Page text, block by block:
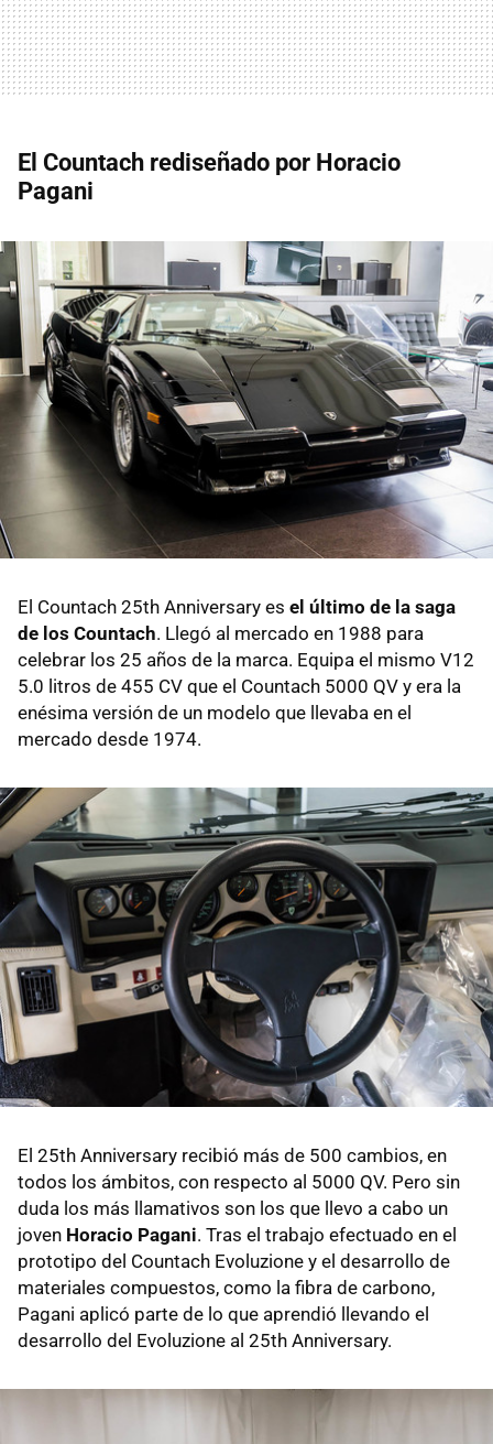
El Countach rediseñado por Horacio
Pagani
El Countach 25th Anniversary es el último de la saga
de los Countach. Llegó al mercado en 1988 para
celebrar los 25 años de la marca. Equipa el mismo V12
5.0 litros de 455 CV que el Countach 5000 QV y era la
enésima versión de un modelo que llevaba en el
mercado desde 1974.
El 25th Anniversary recibió más de 500 cambios, en
todos los ámbitos, con respecto al 5000 QV. Pero sin
duda los más llamativos son los que llevo a cabo un
joven Horacio Pagani. Tras el trabajo efectuado en el
prototipo del Countach Evoluzione y el desarrollo de
materiales compuestos, como la fibra de carbono,
Pagani aplicó parte de lo que aprendió llevando el
desarrollo del Evoluzione al 25th Anniversary.